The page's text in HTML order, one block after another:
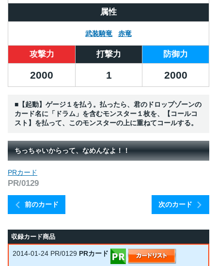
属性
武装騎竜 赤竜
攻撃力 打撃力 防御力
2000 1 2000
■【起動】ゲージ１を払う。払ったら、君のドロップゾーンの
カード名に「ドラム」を含むモンスター１枚を、【コールコ
スト】を払って、このモンスターの上に重ねてコールする。
ちっちゃいからって、なめんなよ！！
前のカード
PRカード
PR/0129
次のカード
収録カード商品
2014-01-24 PR/0129 PRカード